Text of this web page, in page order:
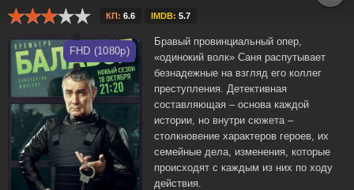
КП: 6.6 IMDB: 5.7
FHD (1080p)
Бравый провинциальный опер,
«одинокий волк» Саня распутывает
безнадежные на взгляд его коллег
преступления. Детективная
составляющая – основа каждой
истории, но внутри сюжета –
столкновение характеров героев, их
семейные дела, изменения, которые
происходят с каждым из них по ходу
действия.